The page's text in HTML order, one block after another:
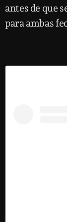
antes de que
para ambas